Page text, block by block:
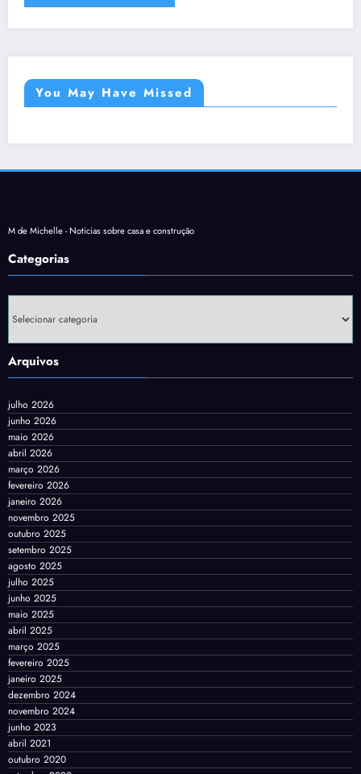
You May Have Missed
M de Michelle - Noticias sobre casa e construção
Categorias
Arquivos
julho 2026
junho 2026
maio 2026
abril 2026
março 2026
fevereiro 2026
janeiro 2026
novembro 2025
outubro 2025
setembro 2025
agosto 2025
julho 2025
junho 2025
maio 2025
abril 2025
março 2025
fevereiro 2025
janeiro 2025
dezembro 2024
novembro 2024
junho 2023
abril 2021
outubro 2020